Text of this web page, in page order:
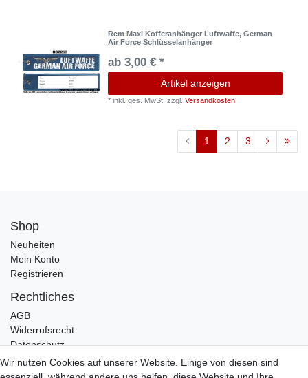
Rem Maxi Kofferanhänger Luftwaffe, German
Air Force Schlüsselanhänger
ab 3,00 € *
Artikel anzeigen
*inkl. ges. MwSt. zzgl.Versandkosten
1 2 3
Shop
Neuheiten
Mein Konto
Registrieren
Rechtliches
AGB
Widerrufsrecht
Datenschutz
Impressum
Wir nutzen Cookies auf unserer Website. Einige von diesen sind